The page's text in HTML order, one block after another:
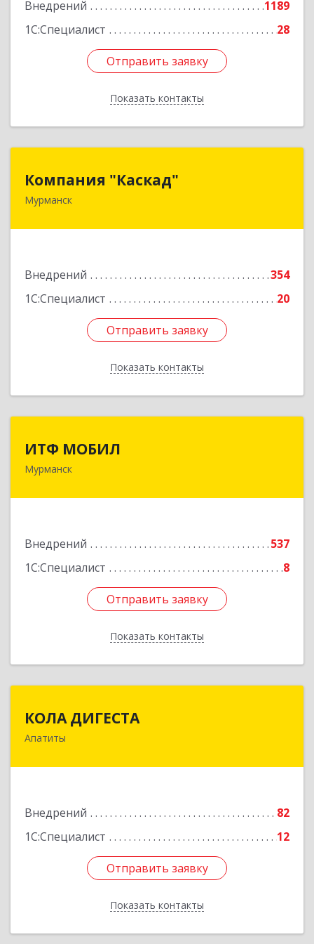
Внедрений
1189
1С:Специалист
28
Отправить заявку
Показать контакты
Отправить заявку
Назад
Компания "Каскад"
Мурманск
Внедрений
354
1С:Специалист
20
Отправить заявку
Показать контакты
183038, Мурманская обл, Мурманск г, Бабикова
Отправить заявку
Назад
ИТФ МОБИЛ
Мурманск
Внедрений
537
1С:Специалист
8
Отправить заявку
Показать контакты
183038, Мурманская обл, Мурманск г, Терский
Отправить заявку
Назад
КОЛА ДИГЕСТА
Апатиты
Внедрений
82
1С:Специалист
12
Отправить заявку
Показать контакты
Отправить заявку
Назад